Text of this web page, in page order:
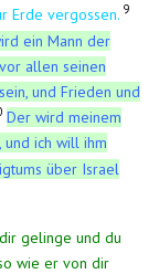
Erde vergossen.9
ein Mann der
allen seinen
und Frieden und
Der wird meinem
ich will ihm
über Israel
gelinge und du
wie er von dir